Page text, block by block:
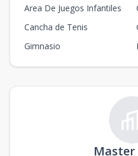
Area De Juegos Infantiles
Cancha de Tenis
Gimnasio
Master